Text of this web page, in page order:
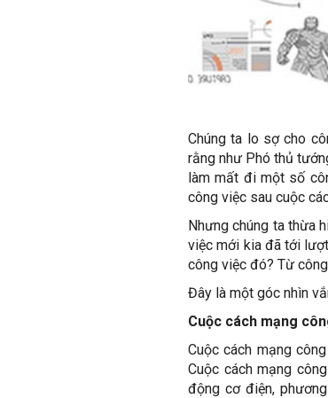
Chúng ta lo sợ cho
rằng như Phó thủ
làm mất đi một số
công việc sau cuộc
Nhưng chúng ta thừa
việc mới kia đã tới
công việc đó? Từ
Đây là một góc nhìn
Cuộc cách mạng
Cuộc cách mạng
Cuộc cách mạng
động cơ điện,